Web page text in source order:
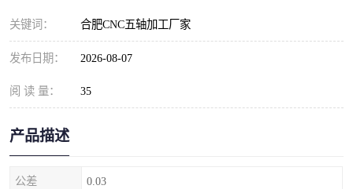
关键词： 合肥CNC五轴加工厂家
发布日期： 2026-08-07
阅 读 量： 35
产品描述
公差 0.03